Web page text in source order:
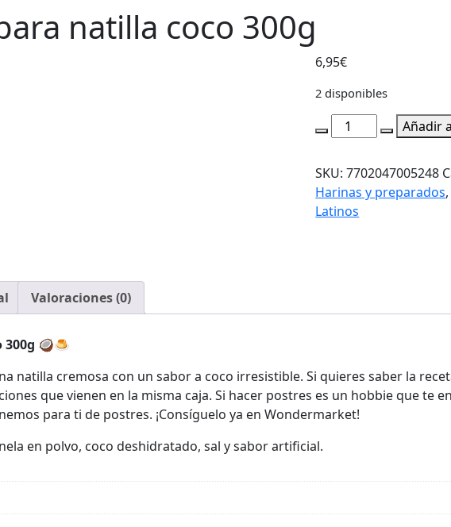
natilla coco 300g
6,95€
2 disponibles
Maizena
mezcla
natilla
coco
300g
Añadir
SKU:7702047005248
Harinas y preparados,
Latinos
Valoraciones (0)
300g 🥥🍮
natilla cremosa con un sabor a coco irresistible. Si quieres saber la
que vienen en la misma caja. Si hacer postres es un hobbie que te
para ti de postres. ¡Consíguelo ya en Wondermarket!
en polvo, coco deshidratado, sal y sabor artificial.